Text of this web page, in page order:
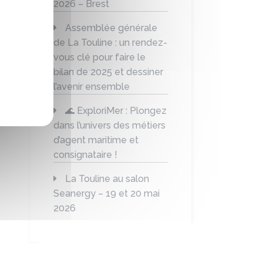
2026 – Brest
Assemblée générale
de La Touline : un rendez-
vous clé pour faire le
bilan de 2025 et dessiner
l’avenir ensemble
🌊 ExploriMer : Plongez
dans l’univers des métiers
d’agent maritime et
consignataire !
La Touline au salon
Seanergy – 19 et 20 mai
2026